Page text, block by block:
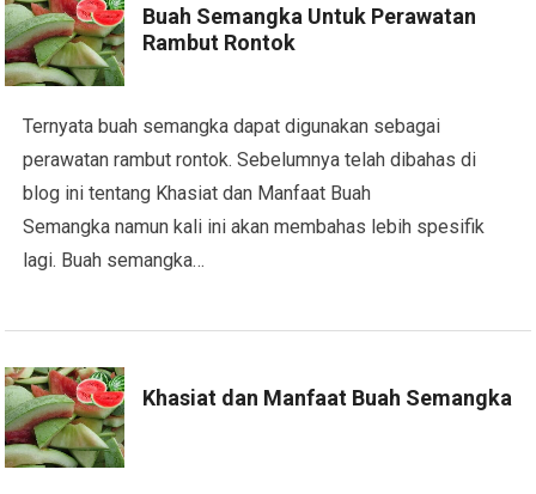
Buah Semangka Untuk Perawatan
Rambut Rontok
Ternyata buah semangka dapat digunakan sebagai
perawatan rambut rontok. Sebelumnya telah dibahas di
blog ini tentang Khasiat dan Manfaat Buah
Semangka namun kali ini akan membahas lebih spesifik
lagi. Buah semangka…
Khasiat dan Manfaat Buah Semangka